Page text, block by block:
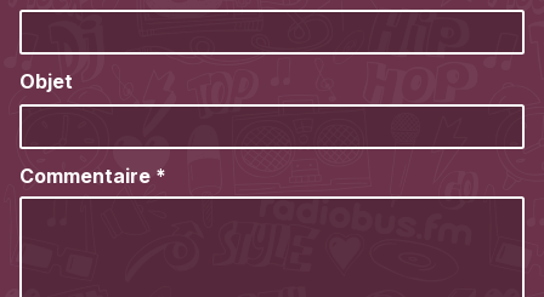
Objet
Commentaire *